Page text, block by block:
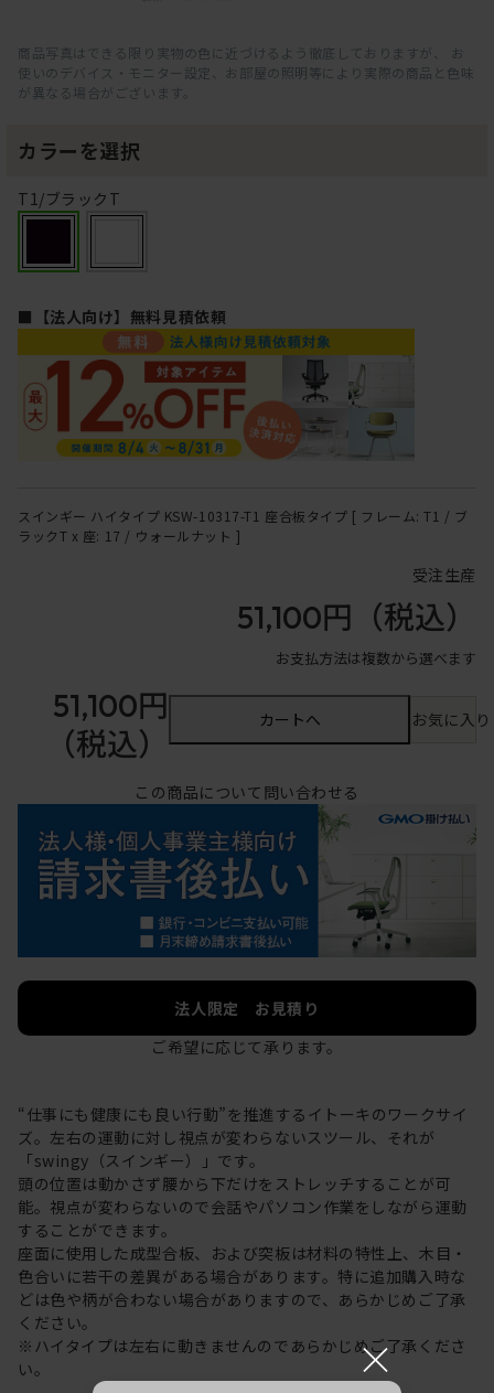
商品写真はできる限り実物の色に近づけるよう徹底しておりますが、 お
使いのデバイス・モニター設定、お部屋の照明等により実際の商品と色味
が異なる場合がございます。
カラーを選択
T1/ブラックT
■【法人向け】無料見積依頼
スインギー ハイタイプ KSW-10317-T1 座合板タイプ [ フレーム: T1 / ブ
ラックT x 座: 17 / ウォールナット ]
受注生産
51,100円 （税込）
お支払方法は複数から選べます
51,100円
（税込）
カートへ お気に入
この商品について問い合わせる
法人限定 お見積り
ご希望に応じて承ります。
“仕事にも健康にも良い行動”を推進するイトーキのワークサイ
ズ。左右の運動に対し視点が変わらないスツール、それが
「swingy（スインギー）」です。
頭の位置は動かさず腰から下だけをストレッチすることが可
能。視点が変わらないので会話やパソコン作業をしながら運動
することができます。
座面に使用した成型合板、および突板は材料の特性上、木目・
色合いに若干の差異がある場合があります。特に追加購入時な
どは色や柄が合わない場合がありますので、あらかじめご了承
ください。
※ハイタイプは左右に動きませんのであらかじめご了承くださ
い。
×